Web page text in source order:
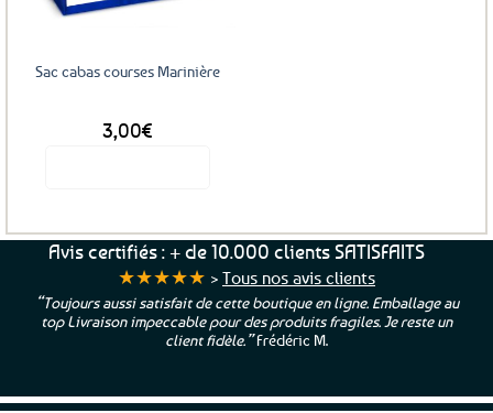
Sac cabas courses Marinière
3,00€
Avis certifiés : + de 10.000 clients SATISFAITS
★★★★★ > Tous nos avis clients
“Toujours aussi satisfait de cette boutique en ligne. Emballage au
top Livraison impeccable pour des produits fragiles. Je reste un
client fidèle.”Frédéric M.